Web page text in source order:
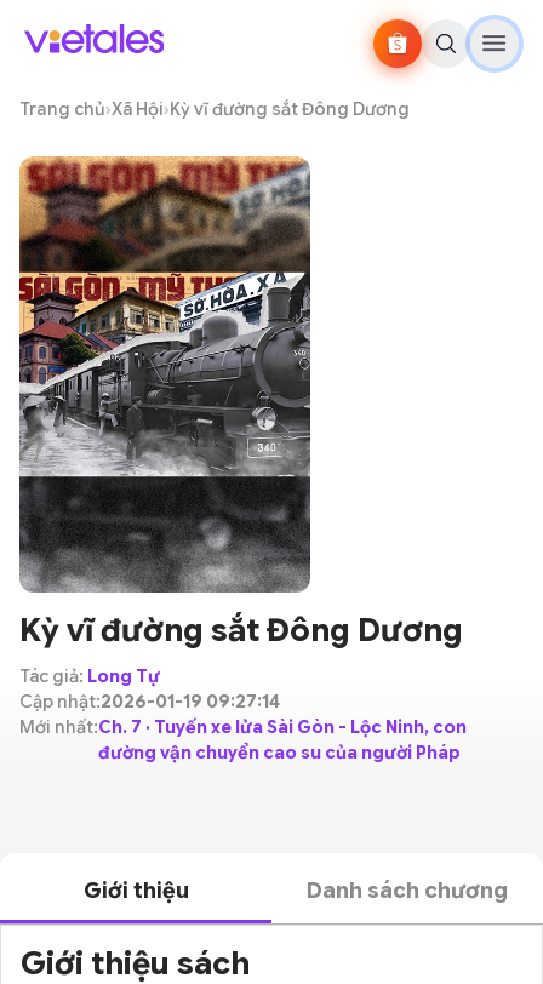
Trang chủ›Xã Hội›Kỳ vĩ đường sắt Đông Dương
Kỳ vĩ đường sắt Đông Dương
Tác giả: Long Tự
Cập nhật:2026-01-19 09:27:14
Mới nhất:Ch. 7 · Tuyến xe lửa Sài Gòn - Lộc Ninh, con
đường vận chuyển cao su của người Pháp
Giới thiệu Danh sách chương
Giới thiệu sách